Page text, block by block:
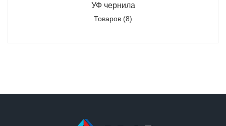
УФ чернила
Товаров (8)